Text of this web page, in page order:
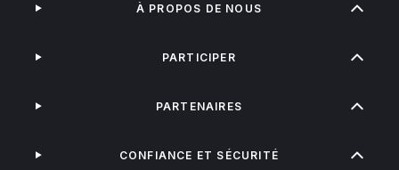
À PROPOS DE NOUS
PARTICIPER
PARTENAIRES
CONFIANCE ET SÉCURITÉ